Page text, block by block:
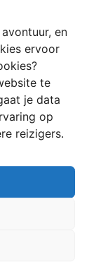
en
ervoor
te
je data
op
reizigers.